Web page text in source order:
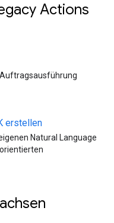
Actions
erstellen
Natural Language